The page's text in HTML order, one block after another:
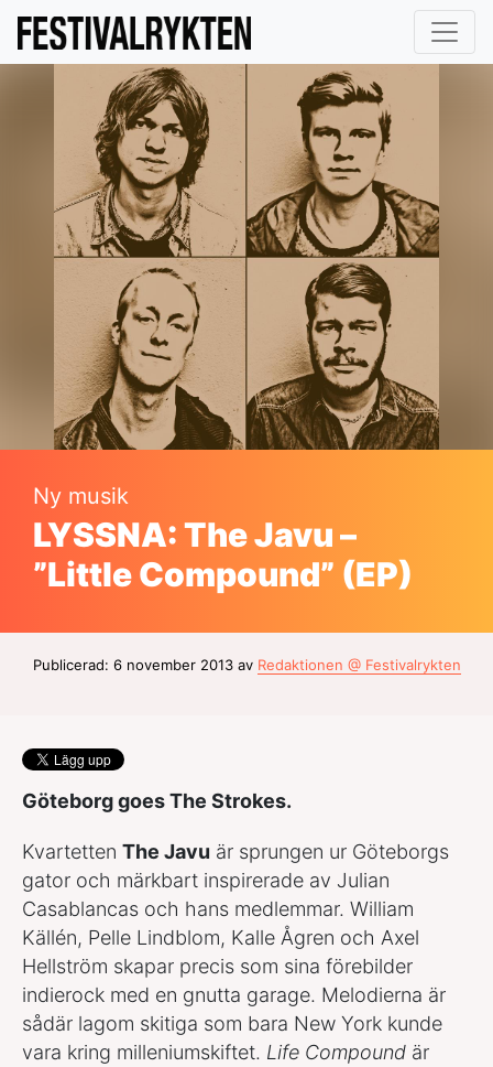
Ny musik
LYSSNA: The Javu –
”Little Compound” (EP)
Publicerad: 6 november 2013 av Redaktionen @ Festivalrykten
Göteborg goes The Strokes.
Kvartetten The Javu är sprungen ur Göteborgs
gator och märkbart inspirerade av Julian
Casablancas och hans medlemmar. William
Källén, Pelle Lindblom, Kalle Ågren och Axel
Hellström skapar precis som sina förebilder
indierock med en gnutta garage. Melodierna är
sådär lagom skitiga som bara New York kunde
vara kring milleniumskiftet. Life Compound är